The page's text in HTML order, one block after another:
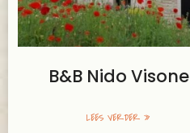
B&B Nido Visone
LEES VERDER »